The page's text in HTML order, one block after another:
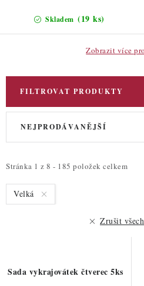
Skladem (19 ks)
Zobrazit více
FILTROVAT PRODUKTY
V
i
s
p
u
Stránka 1 z 8 - 185 položek celkem
Ř
e
n
í
d
NEJPRODÁVANĚJŠÍ
Velká
Zrušit
Sada vykrajovátek čtverec 5ks